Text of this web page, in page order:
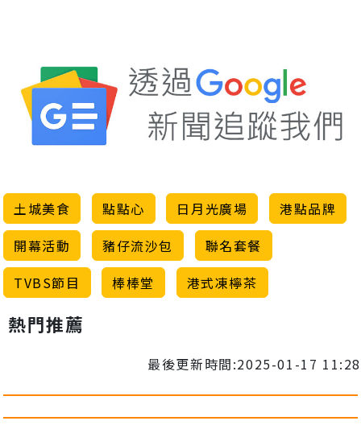
土城美食 點點心 日月光廣場
港點品牌
開幕活動
豬仔流沙包
聯名套餐
TVBS節目
棒棒堂 港式凍檸茶
熱門推薦
最後更新時間:2025-01-17 11:28